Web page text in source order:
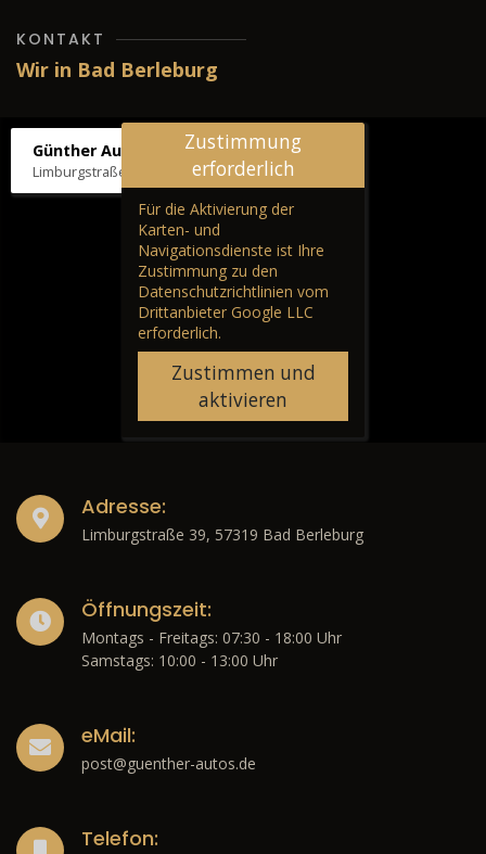
KONTAKT
Wir in Bad Berleburg
Günther Autos & Service
Limburgstraße 39, 57319 Bad Berleburg
Zustimmung
erforderlich
Für die Aktivierung der
Karten- und
Navigationsdienste ist Ihre
Zustimmung zu den
Datenschutzrichtlinien vom
Drittanbieter Google LLC
erforderlich.
Zustimmen und
aktivieren
Adresse:
Limburgstraße 39, 57319 Bad Berleburg
Öffnungszeit:
Montags - Freitags: 07:30 - 18:00 Uhr
Samstags: 10:00 - 13:00 Uhr
eMail:
post@guenther-autos.de
Telefon: